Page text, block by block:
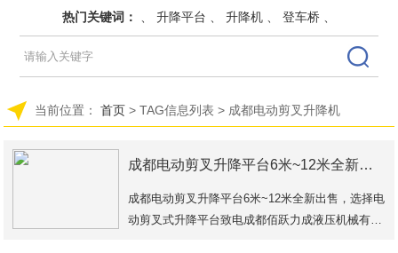
热门关键词： 升降平台 升降机 登车桥
当前位置： 首页 > TAG信息列表 > 成都电动剪叉升降机
成都电动剪叉升降平台6米~12米全新出售
成都电动剪叉升降平台6米~12米全新出售，选择电
动剪叉式升降平台致电成都佰跃力成液压机械有限